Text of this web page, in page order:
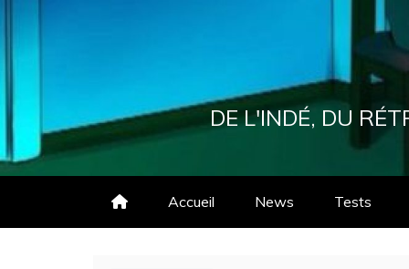
DE L'INDÉ, DU
Accueil News Tests